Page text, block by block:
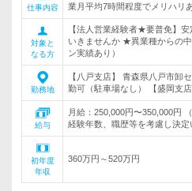
仕事内容
業月平均7時間程度でメリハリ
対象と
なる方
【法人営業経験者★要普免】
いきませんか ★異業種からの
ン実績あり）
勤務地
【八戸支店】 青森県八戸市卸
勤可（駐車場なし） 【盛岡支
給与
月給：250,000円〜350,000円
経験年数、職歴等を考慮し決定
初年度
年収
360万円～520万円